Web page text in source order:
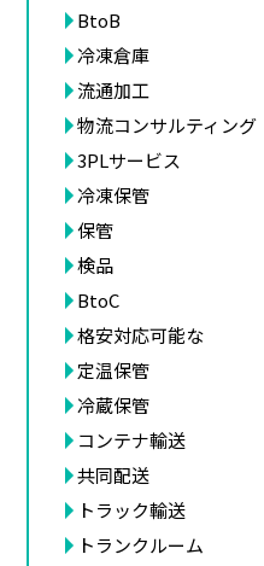
BtoB
冷凍倉庫
流通加工
物流コンサルティング
3PLサービス
冷凍保管
保管
検品
BtoC
格安対応可能な
定温保管
冷蔵保管
コンテナ輸送
共同配送
トラック輸送
トランクルーム